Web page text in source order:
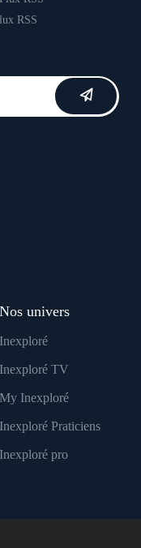
RSS
Nos univers
Inexploré
Inexploré TV
My Inexploré
Inexploré Praticiens
Inexploré pro